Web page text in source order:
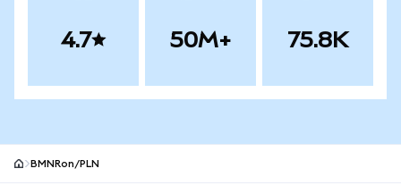
4.7 50M+ 75.8K
BMNRon/PLN